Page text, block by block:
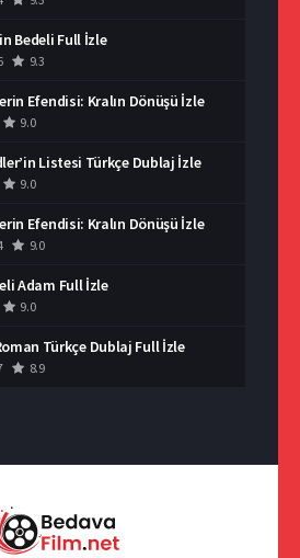
Bedeli Full İzle
9.3
Efendisi: Kralın Dönüşü İzle
9.0
Listesi Türkçe Dublaj İzle
9.0
Efendisi: Kralın Dönüşü İzle
9.0
Adam Full İzle
9.0
Türkçe Dublaj Full İzle
8.9